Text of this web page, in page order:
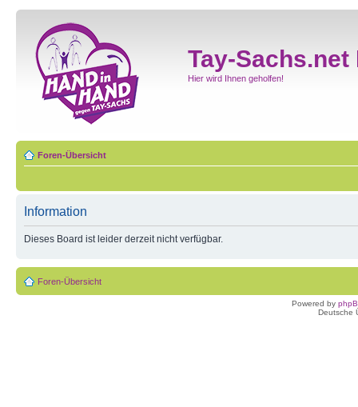
Tay-Sachs.net
Hier wird Ihnen geholfen!
Foren-Übersicht
Information
Dieses Board ist leider derzeit nicht verfügbar.
Foren-Übersicht
Powered by
Deutsche